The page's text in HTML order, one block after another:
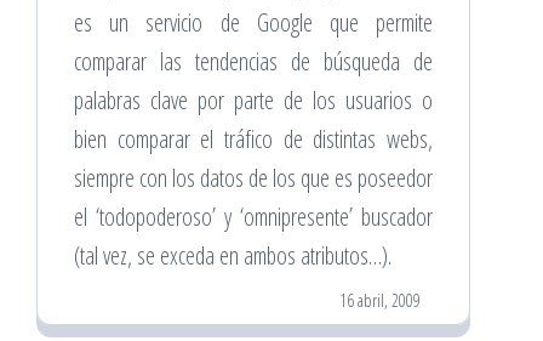
es un servicio de Google que permite
comparar las tendencias de búsqueda de
palabras clave por parte de los usuarios o
bien comparar el tráfico de distintas webs,
siempre con los datos de los que es poseedor
el ‘todopoderoso’ y ‘omnipresente’ buscador
(tal vez, se exceda en ambos atributos…).
16 abril, 2009